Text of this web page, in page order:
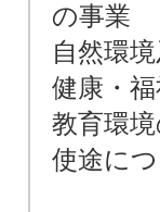
の事業
自然環
健康・
教育環
使途に